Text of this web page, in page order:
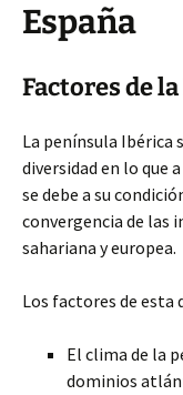
España
Factores de
La península Ibérica
diversidad en lo que
se debe a su
convergencia de las
sahariana y europea.
Los factores de esta
El clima de la
dominios